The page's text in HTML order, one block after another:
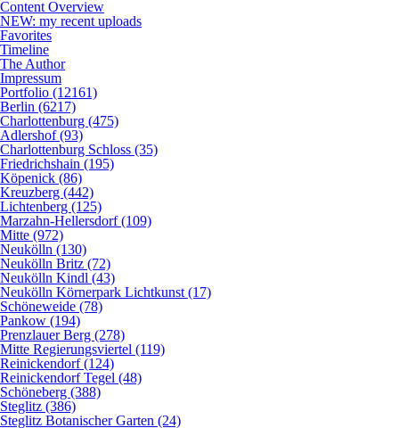
Content Overview
NEW: my recent uploads
Favorites
Timeline
The Author
Impressum
Portfolio (12161)
Berlin (6217)
Charlottenburg (475)
Adlershof (93)
Charlottenburg Schloss (35)
Friedrichshain (195)
Köpenick (86)
Kreuzberg (442)
Lichtenberg (125)
Marzahn-Hellersdorf (109)
Mitte (972)
Neukölln (130)
Neukölln Britz (72)
Neukölln Kindl (43)
Neukölln Körnerpark Lichtkunst (17)
Schöneweide (78)
Pankow (194)
Prenzlauer Berg (278)
Mitte Regierungsviertel (119)
Reinickendorf (124)
Reinickendorf Tegel (48)
Schöneberg (388)
Steglitz (386)
Steglitz Botanischer Garten (24)